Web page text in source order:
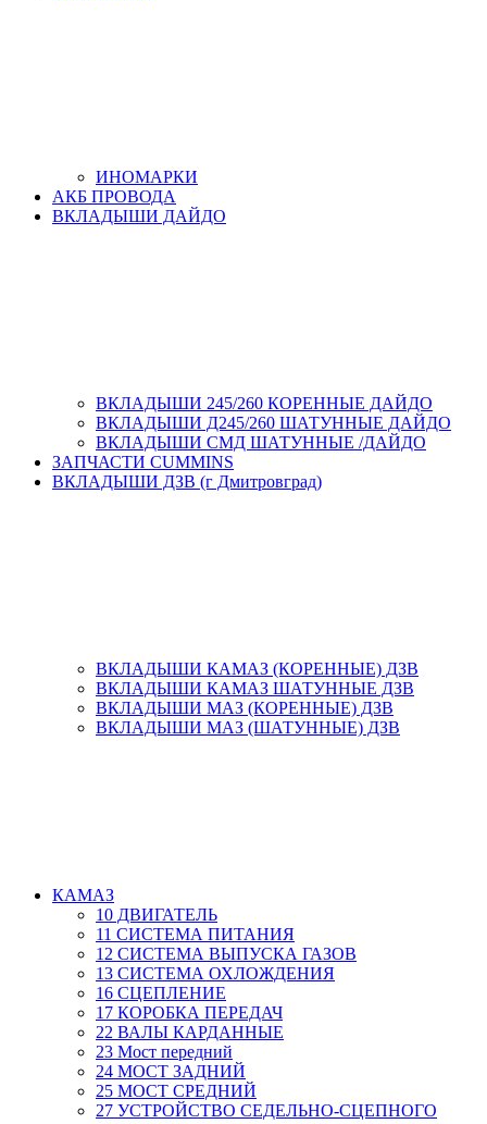
ИНОМАРКИ
АКБ ПРОВОДА
ВКЛАДЫШИ ДАЙДО
ВКЛАДЫШИ 245/260 КОРЕННЫЕ ДАЙДО
ВКЛАДЫШИ Д245/260 ШАТУННЫЕ ДАЙДО
ВКЛАДЫШИ СМД ШАТУННЫЕ /ДАЙДО
ЗАПЧАСТИ CUMMINS
ВКЛАДЫШИ ДЗВ (г Дмитровград)
ВКЛАДЫШИ КАМАЗ (КОРЕННЫЕ) ДЗВ
ВКЛАДЫШИ КАМАЗ ШАТУННЫЕ ДЗВ
ВКЛАДЫШИ МАЗ (КОРЕННЫЕ) ДЗВ
ВКЛАДЫШИ МАЗ (ШАТУННЫЕ) ДЗВ
КАМАЗ
10 ДВИГАТЕЛЬ
11 СИСТЕМА ПИТАНИЯ
12 СИСТЕМА ВЫПУСКА ГАЗОВ
13 СИСТЕМА ОХЛОЖДЕНИЯ
16 СЦЕПЛЕНИЕ
17 КОРОБКА ПЕРЕДАЧ
22 ВАЛЫ КАРДАННЫЕ
23 Мост передний
24 МОСТ ЗАДНИЙ
25 МОСТ СРЕДНИЙ
27 УСТРОЙСТВО СЕДЕЛЬНО-СЦЕПНОГО